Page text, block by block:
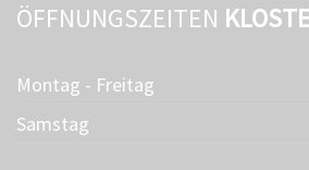
ÖFFNUNGSZEITEN
Montag - Freitag
Samstag